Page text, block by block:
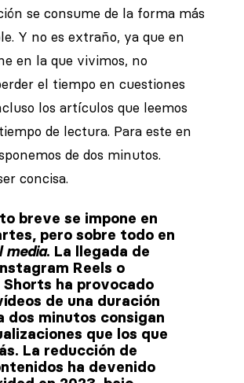
se consume de la forma más
Y no es extraño, ya que en
en la que vivimos, no
el tiempo en cuestiones
los artículos que leemos
de lectura. Para este en
de dos minutos.
concisa.
breve se impone en
pero sobre todo en
media. La llegada de
Reels o
Shorts ha provocado
de una duración
dos minutos consigan
que los que
La reducción de
ha devenido